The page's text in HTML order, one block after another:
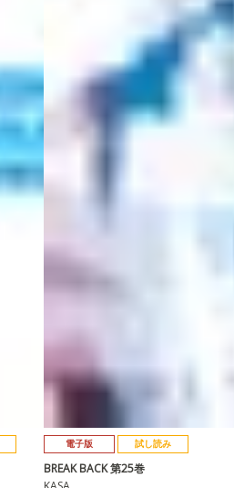
電子版 試し読み
BREAK BACK 第25巻